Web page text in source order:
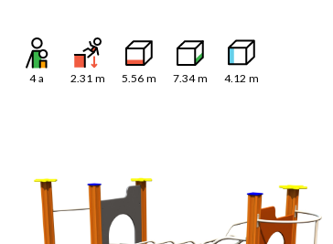
4a 2.31 m 5.56 m 7.34m 4.12 m